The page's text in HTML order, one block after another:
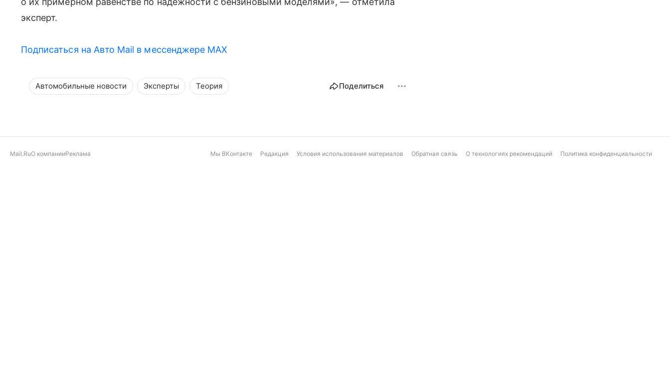
эксперт.
Подписаться на Авто Mail в мессенджере MAX
Автомобильные новости Эксперты Теория Поделиться
Mail.RuО компанииРеклама Мы ВКонтакте Редакция Условия использования материалов Обратная связь О технологиях рекомендаций Политика конфиденциальности